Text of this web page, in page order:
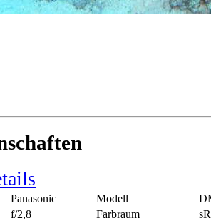
Panasonic Modell
f/2,8 Farbraum